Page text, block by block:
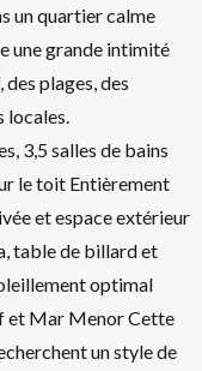
un quartier calme
une grande intimité
plages, des
3,5 salles de bains
le toit Entièrement
et espace extérieur
table de billard et
optimal
et Mar Menor Cette
un style de